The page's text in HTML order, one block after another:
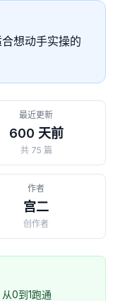
想动手实操的
最近更新
600 天前
共 75 篇
作者
宫二
创作者
0到1跑通